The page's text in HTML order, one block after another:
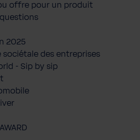
offre pour un produit
2025
sociétale des entreprises
- Sip by sip